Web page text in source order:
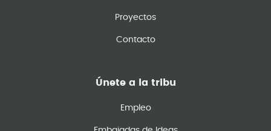
Proyectos
Contacto
Únete a la tribu
Empleo